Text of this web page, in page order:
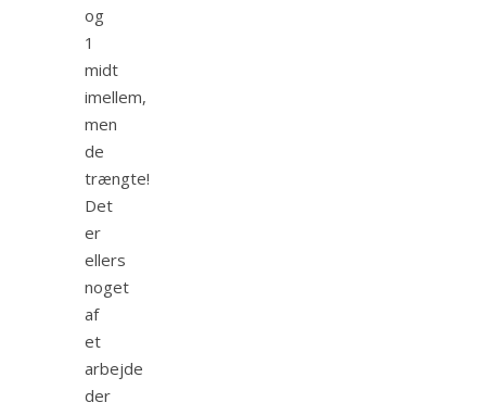
og
1
midt
imellem,
men
de
trængte!
Det
er
ellers
noget
af
et
arbejde
der